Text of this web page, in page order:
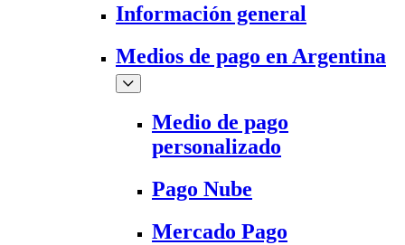
Información general
Medios de pago en Argentina
Medio de pago
personalizado
Pago Nube
Mercado Pago